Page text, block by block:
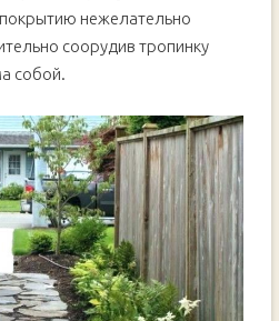
нежелательно
соорудив тропинку
собой.